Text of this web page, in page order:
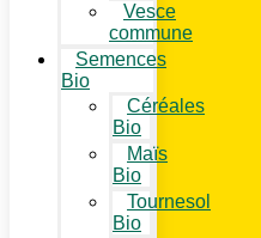
Vesce
commune
Semences
Bio
Céréales
Bio
Maïs
Bio
Tournesol
Bio